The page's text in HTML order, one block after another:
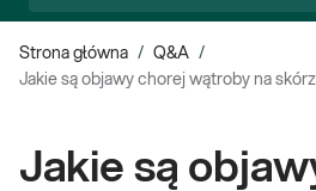
Strona główna / Q&A /
Jakie są objawy chorej wątroby na
Jakie są